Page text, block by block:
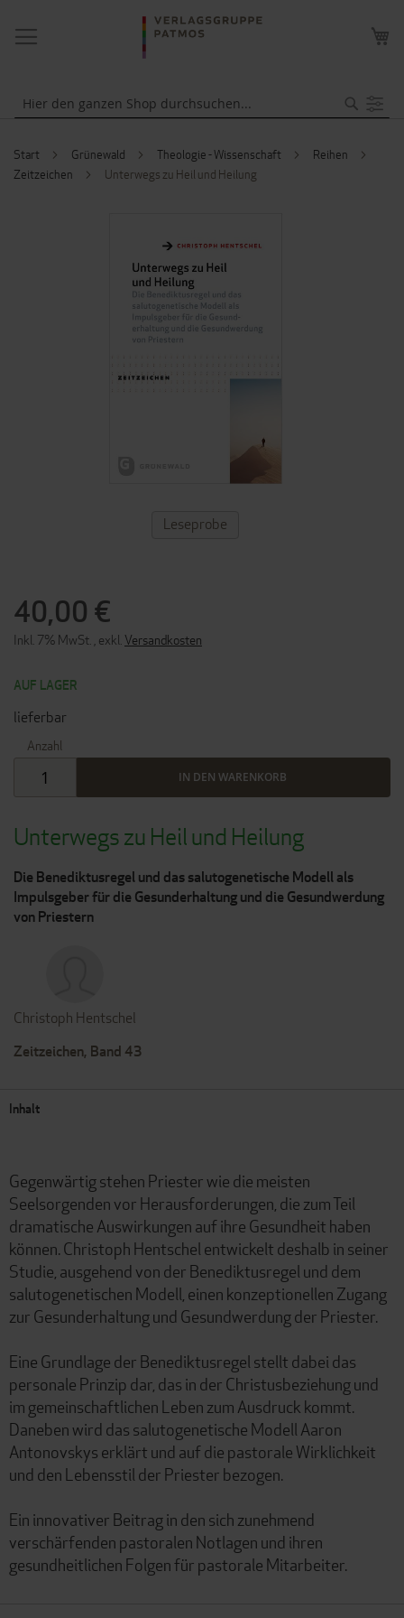
NAVIGATION
UMSCHALTEN
Start Grünewald Theologie - Wissenschaft
Reihen
Zeitzeichen
Unterwegs zu Heil und Heilung
Unterwegs zu Heil und Heilung
Die Benediktusregel und das salutogenetische Modell als
Impulsgeber für die Gesunderhaltung und die Gesundwerdung
von Priestern
Christoph Hentschel
Zeitzeichen, Band 43
40,00 €
Inkl. 7% MwSt. exkl. Versandkosten
AUF LAGER
lieferbar
Anzahl
IN DEN WARENKORB
DER
BILDERGALERIE
SPRINGEN
ZUM
ANFANG
Leseprobe
Inhalt
Gegenwärtig stehen Priester wie die meisten
Seelsorgenden vor Herausforderungen, die zum Teil
dramatische Auswirkungen auf ihre Gesundheit haben
können. Christoph Hentschel entwickelt deshalb in seiner
Studie, ausgehend von der Benediktusregel und dem
salutogenetischen Modell, einen konzeptionellen Zugang
zur Gesunderhaltung und Gesundwerdung der Priester.
Eine Grundlage der Benediktusregel stellt dabei das
personale Prinzip dar, das in der Christusbeziehung und
im gemeinschaftlichen Leben zum Ausdruck kommt.
Daneben wird das salutogenetische Modell Aaron
Antonovskys erklärt und auf die pastorale Wirklichkeit
und den Lebensstil der Priester bezogen.
Ein innovativer Beitrag in den sich zunehmend
verschärfenden pastoralen Notlagen und ihren
gesundheitlichen Folgen für pastorale Mitarbeiter.